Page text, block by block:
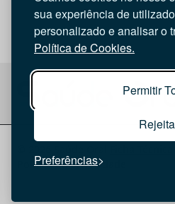
sua experiência de
personalizado e analisar o
Política de Cookies.
Permitir
Preferências
Política de privacidade